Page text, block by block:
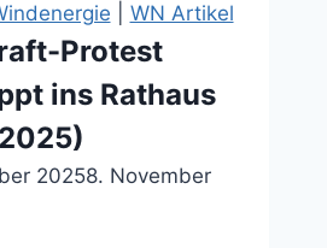
WN Artikel
Protest
ins Rathaus
20258. November